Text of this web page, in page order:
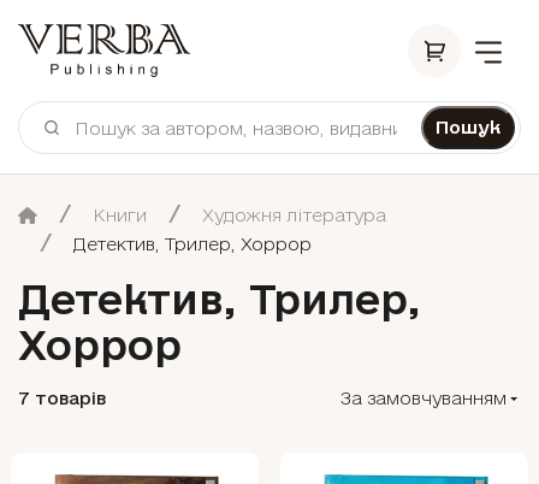
Пошук
Книги
Художня література
Детектив, Трилер, Хоррор
Детектив, Трилер,
Хоррор
7 товарів За замовчуванням